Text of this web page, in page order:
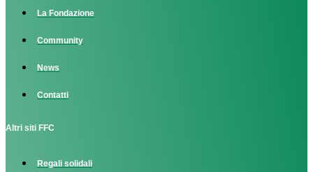
La Fondazione
Community
News
Contatti
Altri siti FFC
Regali solidali